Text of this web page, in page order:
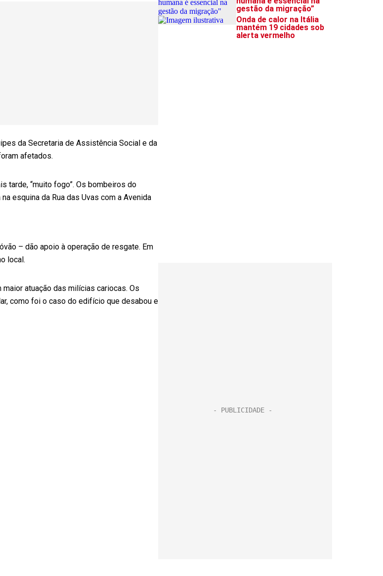
da Secretaria de Assistência Social e da
afetados.
tarde, “muito fogo”. Os bombeiros do
esquina da Rua das Uvas com a Avenida
– dão apoio à operação de resgate. Em
local.
atuação das milícias cariocas. Os
como foi o caso do edifício que desabou e